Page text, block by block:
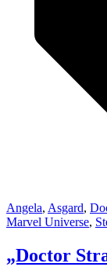
Angela, Asgard,
Marvel Universe,
„Doctor